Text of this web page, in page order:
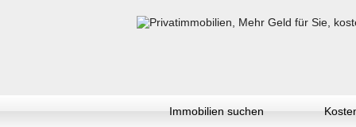
Immobilien suchen